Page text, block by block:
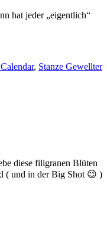
hat jeder „eigentlich“
, Stanze Gewellter
diese filigranen Blüten
( und in der Big Shot 😉 )